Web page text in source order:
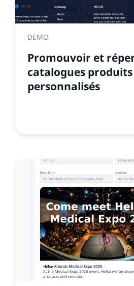
DEMO
Promouvoir et
catalogues produits
personnalisés